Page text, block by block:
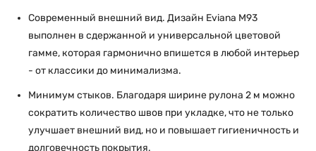
Современный внешний вид. Дизайн Eviana M93
выполнен в сдержанной и универсальной цветовой
гамме, которая гармонично впишется в любой интерьер
- от классики до минимализма.
Минимум стыков. Благодаря ширине рулона 2 м можно
сократить количество швов при укладке, что не только
улучшает внешний вид, но и повышает гигиеничность и
долговечность покрытия.